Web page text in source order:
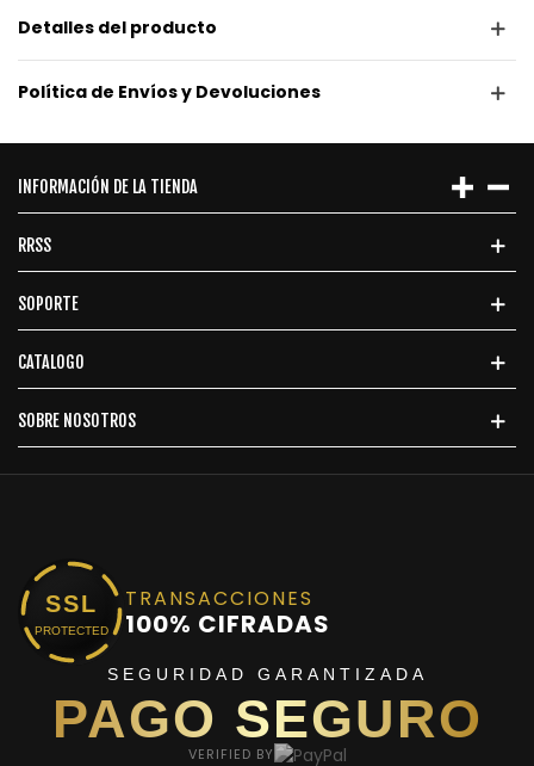
Detalles del producto
Política de Envíos y Devoluciones
INFORMACIÓN DE LA TIENDA
RRSS
SOPORTE
CATALOGO
SOBRE NOSOTROS
SSL
PROTECTED
TRANSACCIONES
100% CIFRADAS
SEGURIDAD GARANTIZADA
PAGO SEGURO
VERIFIED BY